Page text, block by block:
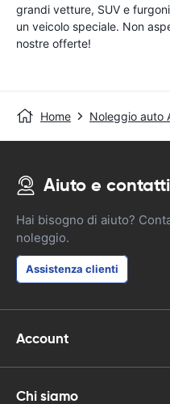
grandi vetture, SUV e
un veicolo speciale. Non
nostre offerte!
Home Noleggio auto
Aiuto e contatti
Hai bisogno di aiuto?
noleggio.
Assistenza clienti
Account
Chi siamo